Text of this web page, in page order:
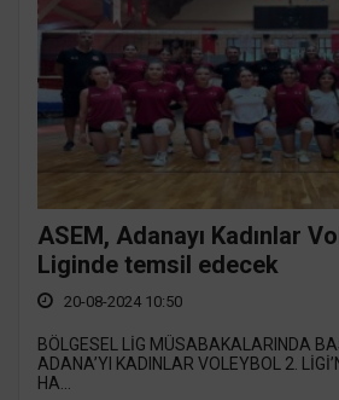
ASEM, Adanayı Kadınlar
Liginde temsil edecek
20-08-2024 10:50
BÖLGESEL LİG MÜSABAKALARINDA
ADANA’YI KADINLAR VOLEYBOL 2.
HA...